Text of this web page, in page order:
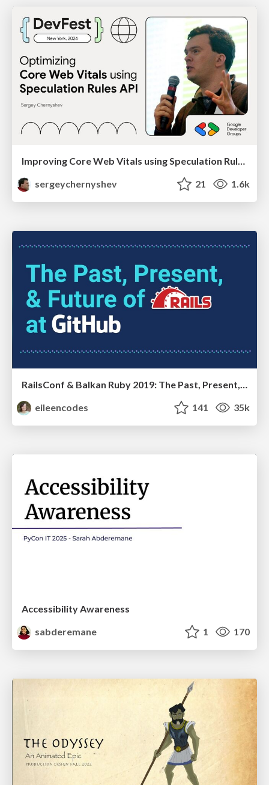
Improving Core Web Vitals using Speculation Rules API
sergeychernyshev
21 1.6k
RailsConf & Balkan Ruby 2019: The Past, Present, and Future of Rails at GitHub
eileencodes
141 35k
Accessibility Awareness
sabderemane
1 170